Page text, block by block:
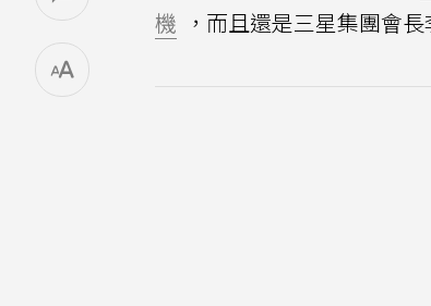
機 ，而且還是三星集團會